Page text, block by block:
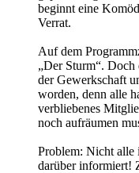
beginnt eine
Verrat.
Auf dem
„Der Sturm“. Doch
der Gewerkschaft
worden, denn alle
verbliebenes
noch aufräumen
Problem: Nicht alle
darüber informiert!